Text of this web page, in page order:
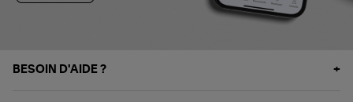
BESOIN D'AIDE ?